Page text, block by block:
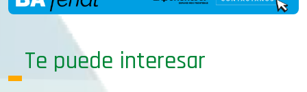
Te puede interesar